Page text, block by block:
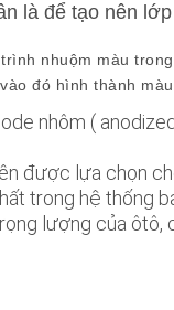
là để tạo nên lớp
nhuộm màu
đó hình thành màu
nhôm (
được lựa chọn
trong hệ thống
lượng của